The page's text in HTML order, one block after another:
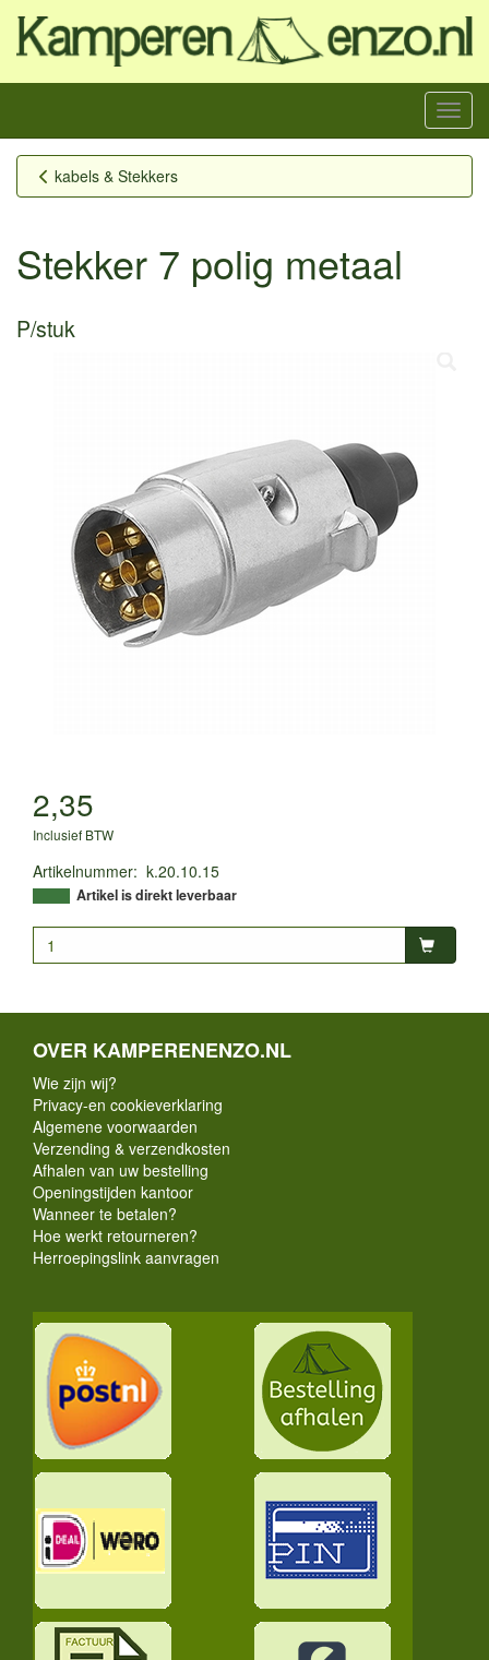
Menu
kabels & Stekkers
Stekker 7 polig metaal
P/stuk
2,35
Inclusief BTW
Artikelnummer: k.20.10.15
Artikel is direkt leverbaar
OVER KAMPERENENZO.NL
Wie zijn wij?
Privacy-en cookieverklaring
Algemene voorwaarden
Verzending & verzendkosten
Afhalen van uw bestelling
Openingstijden kantoor
Wanneer te betalen?
Hoe werkt retourneren?
Herroepingslink aanvragen